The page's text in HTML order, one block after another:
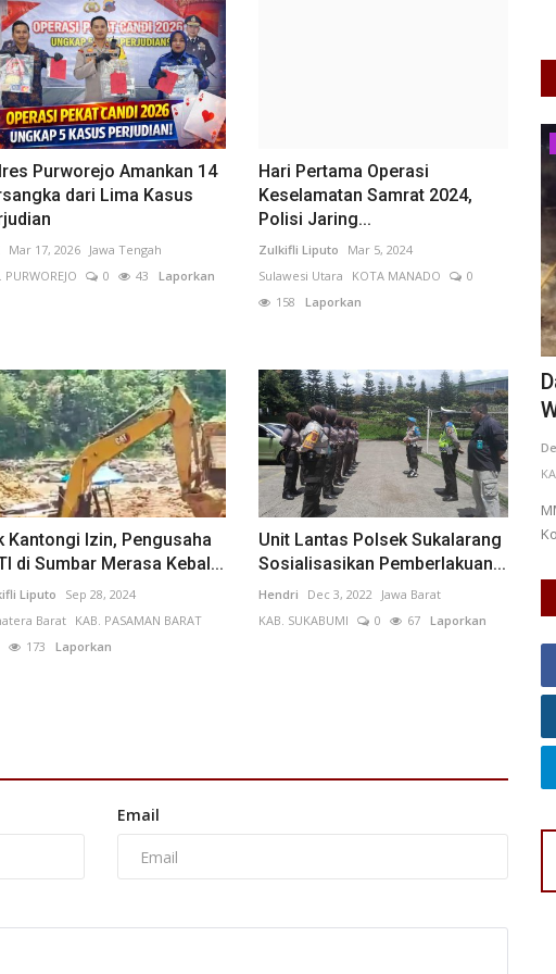
Purworejo Amankan 14
dari Lima Kasus
Mar 17, 2026
Jawa Tengah
PURWOREJO
0 43 Laporkan
Hari Pertama Operasi
Keselamatan Samrat 2024,
Polisi Jaring...
Zulkifli Liputo
Mar 5, 2024
Sulawesi Utara
KOTA MANADO
0
158 Laporkan
Kantongi Izin, Pengusaha
di Sumbar Merasa Kebal...
Liputo
Sep 28, 2024
Barat
KAB. PASAMAN BARAT
173 Laporkan
Unit Lantas Polsek Sukalarang
Sosialisasikan Pemberlakuan...
Hendri Dec 3, 2022
Jawa Barat
KAB. SUKABUMI
0 67Laporkan
Email
Hingga...
KOTA MALANG
0
Peristiwa
Damkar Kobar Padamkan Kebakaran
Warung di Jalan A. Yani...
Dewi May 25, 2026 Kalimantan Tengah
KAB. KOTAWARINGIN BARAT
0 Laporkan
MMC Kobar – Kebakaran kembali terjadi di Kabupaten
Kotawaringin Barat (Kobar) pada...